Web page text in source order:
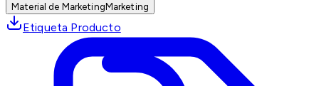
Material de MarketingMarketing
Etiqueta Producto